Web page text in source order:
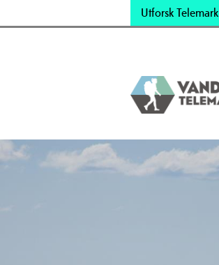
Utforsk Telemark